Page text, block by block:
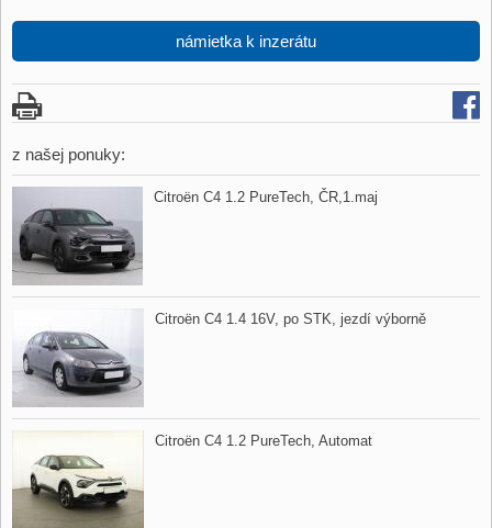
námietka k inzerátu
z našej ponuky:
Citroën C4 1.2 PureTech,​ ČR,​1.maj
Citroën C4 1.4 16V,​ po STK,​ jezdí výborně
Citroën C4 1.2 PureTech,​ Automat